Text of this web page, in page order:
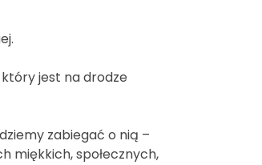
jest na drodze
zabiegać o nią –
miękkich, społecznych,